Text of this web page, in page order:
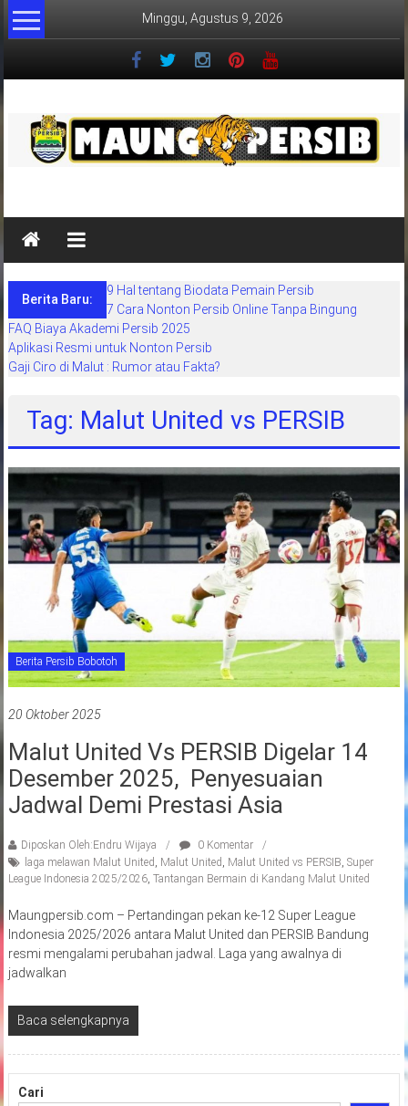
Lompat
ke
Minggu, Agustus 9, 2026
Maung
Persib
situs
berita
khusus
sepakbola
jawa
barat
indonesia
Berita Baru:
9 Hal tentang Biodata Pemain Persib
7 Cara Nonton Persib Online Tanpa Bingung
FAQ Biaya Akademi Persib 2025
Aplikasi Resmi untuk Nonton Persib
Gaji Ciro di Malut : Rumor atau Fakta?
Tag: Malut United vs PERSIB
Berita Persib Bobotoh
20 Oktober 2025
Malut United Vs PERSIB Digelar 14
Desember 2025, Penyesuaian
Jadwal Demi Prestasi Asia
Diposkan Oleh:Endru Wijaya
0 Komentar
laga melawan Malut United
Malut United Malut United vs PERSIB Super
League Indonesia 2025/2026, Tantangan Bermain di Kandang Malut United
Maungpersib.com – Pertandingan pekan ke-12 Super League
Indonesia 2025/2026 antara Malut United dan PERSIB Bandung
resmi mengalami perubahan jadwal. Laga yang awalnya di
jadwalkan
Baca selengkapnya
Cari